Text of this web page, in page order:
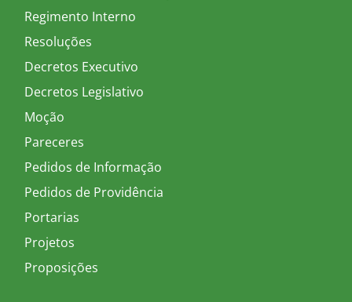
Regimento Interno
Resoluções
Decretos Executivo
Decretos Legislativo
Moção
Pareceres
Pedidos de Informação
Pedidos de Providência
Portarias
Projetos
Proposições